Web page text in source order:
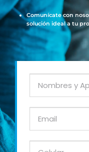
Comunícate con
solución ideal a tu